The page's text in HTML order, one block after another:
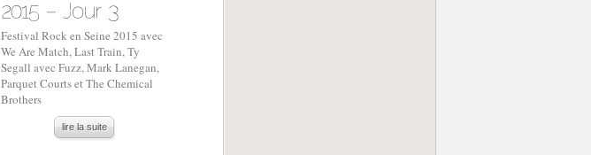
Festival Rock en Seine 2015 avec
We Are Match, Last Train, Ty
Segall avec Fuzz, Mark Lanegan,
Parquet Courts et The Chemical
Brothers
lire la suite